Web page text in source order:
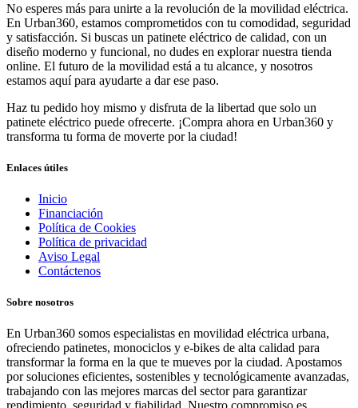
No esperes más para unirte a la revolución de la movilidad eléctrica.
En Urban360, estamos comprometidos con tu comodidad, seguridad
y satisfacción. Si buscas un patinete eléctrico de calidad, con un
diseño moderno y funcional, no dudes en explorar nuestra tienda
online. El futuro de la movilidad está a tu alcance, y nosotros
estamos aquí para ayudarte a dar ese paso.
Haz tu pedido hoy mismo y disfruta de la libertad que solo un
patinete eléctrico puede ofrecerte. ¡Compra ahora en Urban360 y
transforma tu forma de moverte por la ciudad!
Enlaces útiles
Inicio
Financiación
Política de Cookies
Política de privacidad
Aviso Legal
Contáctenos
Sobre nosotros
En Urban360 somos especialistas en movilidad eléctrica urbana,
ofreciendo patinetes, monociclos y e-bikes de alta calidad para
transformar la forma en la que te mueves por la ciudad. Apostamos
por soluciones eficientes, sostenibles y tecnológicamente avanzadas,
trabajando con las mejores marcas del sector para garantizar